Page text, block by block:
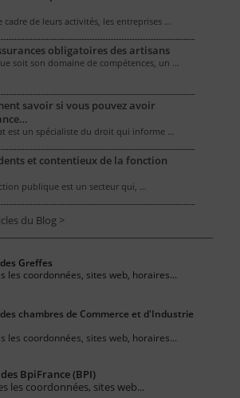
cadre de leurs activités, les entreprises …
obligatoires des artisans
soit son domaine de compétences, un …
savoir si vous pouvez avoir
est un spécialiste du droit qui informe …
et contentieux de la fonction
publique est un secteur qui, …
du Blog >
Greffes
les coordonnées, sites web, horaires...
chambres de Commerce et d'Industrie
les coordonnées, sites web, horaires...
BpiFrance (BPI)
les coordonnées, sites web...